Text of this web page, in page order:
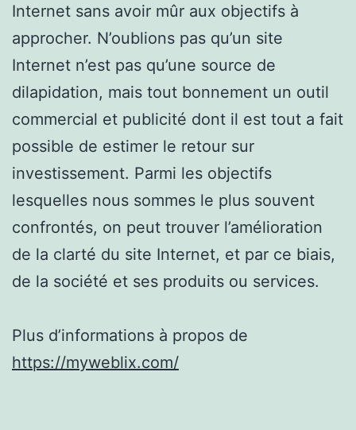
Internet sans avoir mûr aux objectifs à
approcher. N’oublions pas qu’un site
Internet n’est pas qu’une source de
dilapidation, mais tout bonnement un outil
commercial et publicité dont il est tout a fait
possible de estimer le retour sur
investissement. Parmi les objectifs
lesquelles nous sommes le plus souvent
confrontés, on peut trouver l’amélioration
de la clarté du site Internet, et par ce biais,
de la société et ses produits ou services.
Plus d’informations à propos de
https://myweblix.com/